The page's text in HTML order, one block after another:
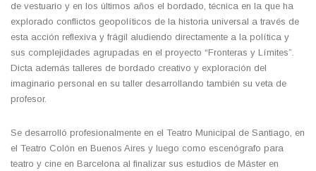
de vestuario y en los últimos años el bordado, técnica en la que ha
explorado conflictos geopolíticos de la historia universal a través de
esta acción reflexiva y frágil aludiendo directamente a la política y
sus complejidades agrupadas en el proyecto “Fronteras y Límites”.
Dicta además talleres de bordado creativo y exploración del
imaginario personal en su taller desarrollando también su veta de
profesor.
Se desarrolló profesionalmente en el Teatro Municipal de Santiago, en
el Teatro Colón en Buenos Aires y luego como escenógrafo para
teatro y cine en Barcelona al finalizar sus estudios de Máster en